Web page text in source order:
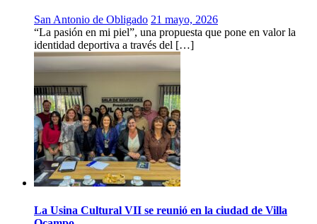
San Antonio de Obligado 21 mayo, 2026
“La pasión en mi piel”, una propuesta que pone en valor la
identidad deportiva a través del […]
La Usina Cultural VII se reunió en la ciudad de Villa